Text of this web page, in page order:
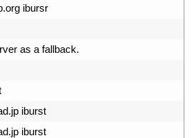
ibursr
as a fallback.
.jp iburst
.jp iburst